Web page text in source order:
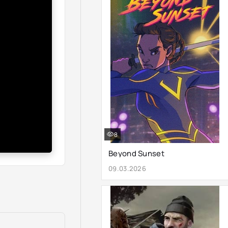
Beyond Sunset
09.03.2026
8